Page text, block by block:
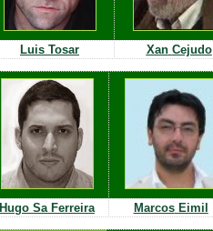
Luis Tosar Xan Cejudo
Hugo Sa Ferreira Marcos Eimil